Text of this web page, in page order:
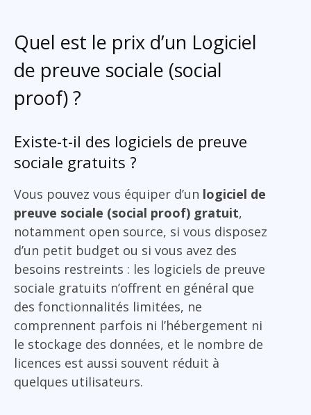
Quel est le prix d’un Logiciel
de preuve sociale (social
proof) ?
Existe-t-il des logiciels de preuve
sociale gratuits ?
Vous pouvez vous équiper d’un logiciel de
preuve sociale (social proof) gratuit,
notamment open source, si vous disposez
d’un petit budget ou si vous avez des
besoins restreints : les logiciels de preuve
sociale gratuits n’offrent en général que
des fonctionnalités limitées, ne
comprennent parfois ni l’hébergement ni
le stockage des données, et le nombre de
licences est aussi souvent réduit à
quelques utilisateurs.